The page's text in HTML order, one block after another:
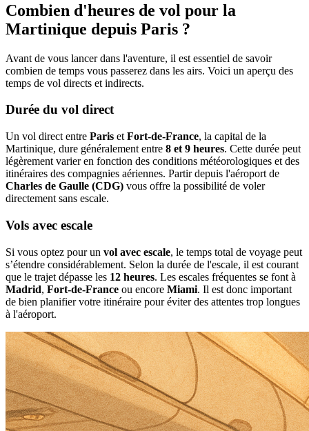
Combien d'heures de vol pour la
Martinique depuis Paris ?
Avant de vous lancer dans l'aventure, il est essentiel de savoir
combien de temps vous passerez dans les airs. Voici un aperçu des
temps de vol directs et indirects.
Durée du vol direct
Un vol direct entre Paris et Fort-de-France, la capital de la
Martinique, dure généralement entre 8 et 9 heures. Cette durée peut
légèrement varier en fonction des conditions météorologiques et des
itinéraires des compagnies aériennes. Partir depuis l'aéroport de
Charles de Gaulle (CDG) vous offre la possibilité de voler
directement sans escale.
Vols avec escale
Si vous optez pour un vol avec escale, le temps total de voyage peut
s’étendre considérablement. Selon la durée de l'escale, il est courant
que le trajet dépasse les 12 heures. Les escales fréquentes se font à
Madrid, Fort-de-France ou encore Miami. Il est donc important
de bien planifier votre itinéraire pour éviter des attentes trop longues
à l'aéroport.